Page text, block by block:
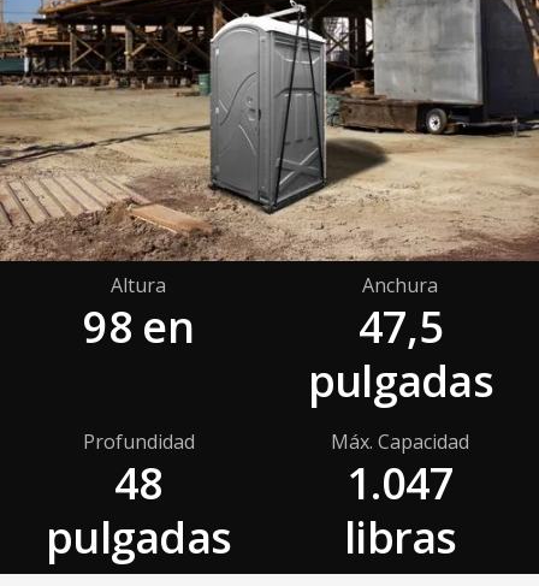
Altura
98 en
Anchura
47,5
pulgadas
Profundidad
48
pulgadas
Máx. Capacidad
1.047
libras